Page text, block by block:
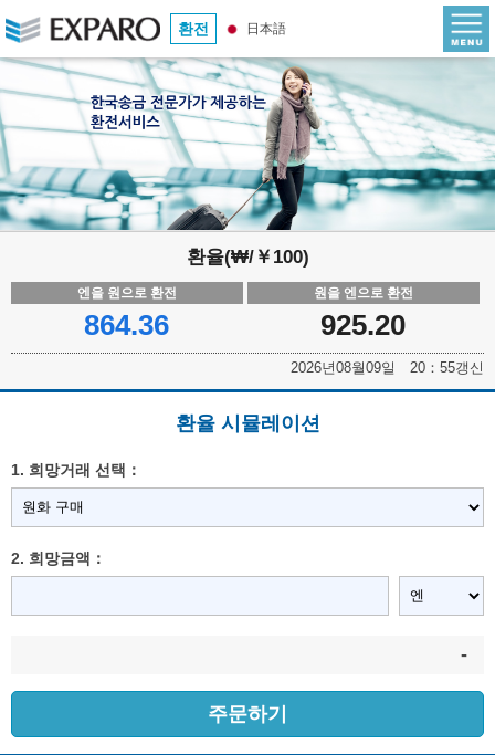
환전 日本語
환율(₩/￥100)
엔을 원으로 환전
864.36
원을 엔으로 환전
925.20
2026년08월09일 20：55갱신
환율 시뮬레이션
1. 희망거래 선택：
2. 희망금액：
-
주문하기